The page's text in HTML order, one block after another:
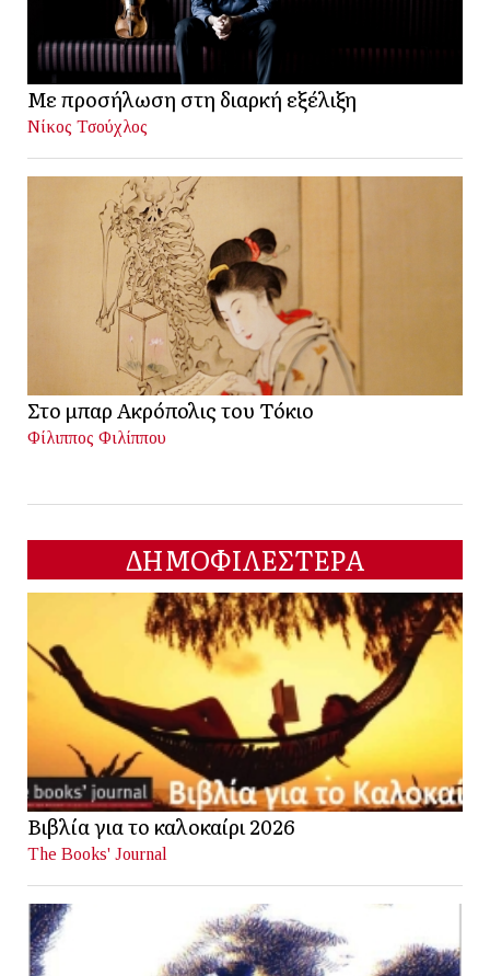
Με προσήλωση στη διαρκή εξέλιξη
Νίκος Τσούχλος
Στο μπαρ Ακρόπολις του Τόκιο
Φίλιππος Φιλίππου
ΔΗΜΟΦΙΛΕΣΤΕΡΑ
Βιβλία για το καλοκαίρι 2026
The Books' Journal